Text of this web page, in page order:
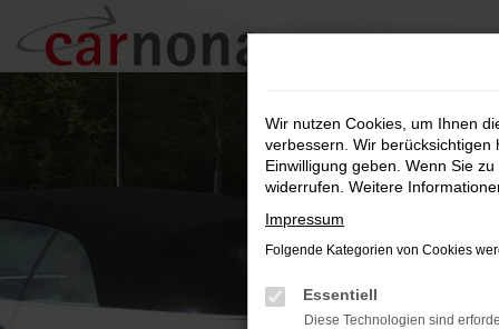
Zum
Hauptinhalt
springen
Wir nutzen Cookies, um Ihnen
verbessern. Wir
Einwilligung geben. Wenn Sie
widerrufen. Weitere
Impressum
Folgende Kategorien von Cookies
Essentiell
Diese Technologien sind